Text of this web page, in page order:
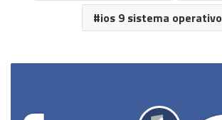
ios 9 sistema operativo